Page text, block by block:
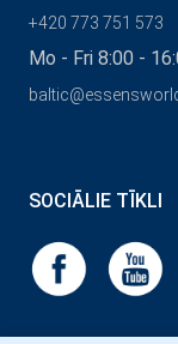
+420 773 751 573
Mo - Fri 8:00 -
SOCIĀLIE TĪKLI